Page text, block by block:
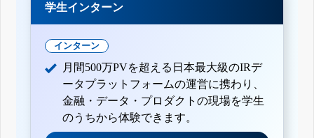
学生インターン
インターン
月間500万PVを超える日本最大級のIRデ
ータプラットフォームの運営に携わり、
金融・データ・プロダクトの現場を学生
のうちから体験できます。